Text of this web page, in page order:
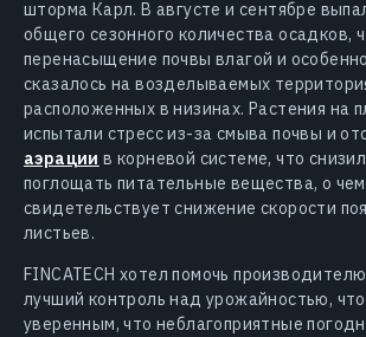
шторма Карл. В августе и сентябре
общего сезонного количества осадков,
перенасыщение почвы влагой и
сказалось на возделываемых
расположенных в низинах. Растения на
испытали стресс из-за смыва почвы и
аэрации в корневой системе, что
поглощать питательные вещества, о чем
свидетельствует снижение скорости
листьев.
FINCATECH хотел помочь
лучший контроль над урожайностью,
уверенным, что неблагоприятные